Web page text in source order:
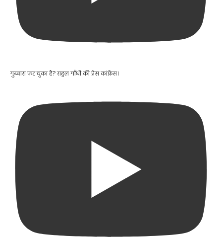
गुब्बारा फट चुका है? राहुल गाँधी की प्रेस कांफ्रेंस।